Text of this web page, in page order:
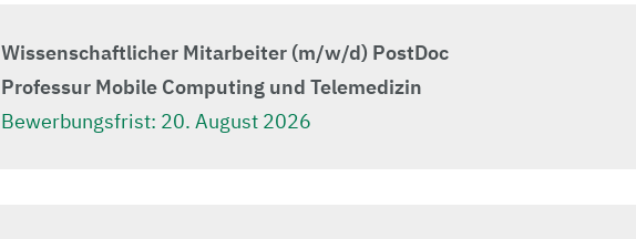
Wissenschaftlicher Mitarbeiter (m/w/d) PostDoc
Professur Mobile Computing und Telemedizin
Bewerbungsfrist: 20. August 2026